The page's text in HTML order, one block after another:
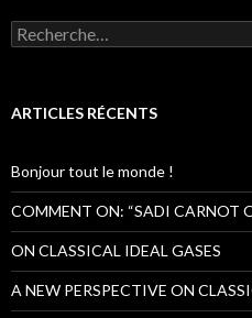
R
e
e
h
e
r
:
ARTICLES RÉCENTS
Bonjour tout le monde !
COMMENT ON: “SADI CARNOT
ON CLASSICAL IDEAL GASES
A NEW PERSPECTIVE ON